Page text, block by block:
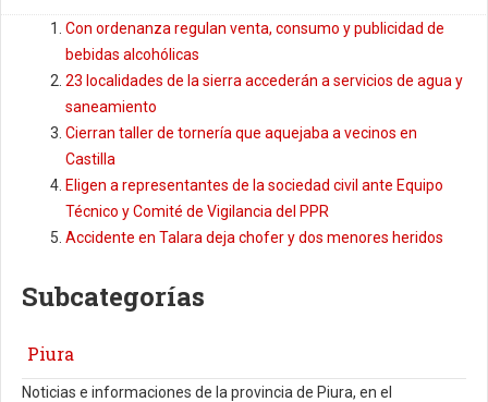
Con ordenanza regulan venta, consumo y publicidad de
bebidas alcohólicas
23 localidades de la sierra accederán a servicios de agua y
saneamiento
Cierran taller de tornería que aquejaba a vecinos en
Castilla
Eligen a representantes de la sociedad civil ante Equipo
Técnico y Comité de Vigilancia del PPR
Accidente en Talara deja chofer y dos menores heridos
Subcategorías
Piura
Noticias e informaciones de la provincia de Piura, en el